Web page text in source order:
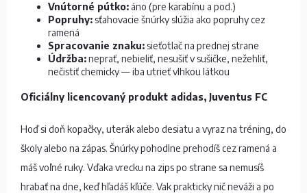
Vnútorné pútko: áno (pre karabínu a pod.)
Popruhy:sťahovacie šnúrky slúžia ako popruhy cez
ramená
Spracovanie znaku:sieťotlač na prednej strane
Údržba:neprať, nebieliť, nesušiť v sušičke, nežehliť,
nečistiť chemicky — iba utrieť vlhkou látkou
Oficiálny licencovaný produkt adidas, Juventus FC
Hoď si doň kopačky, uterák alebo desiatu a vyraz na tréning, do
školy alebo na zápas. Šnúrky pohodlne prehodíš cez ramená a
máš voľné ruky. Vďaka vrecku na zips po strane sa nemusíš
hrabať na dne, keď hľadáš kľúče. Vak prakticky nič neváži a po